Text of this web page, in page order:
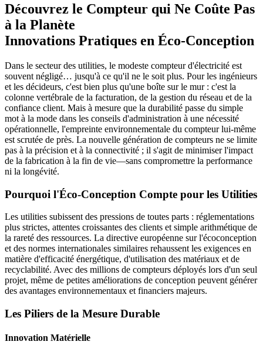
Découvrez le Compteur qui Ne Coûte Pas
à la Planète
Innovations Pratiques en Éco-Conception
Dans le secteur des utilities, le modeste compteur d'électricité est
souvent négligé… jusqu'à ce qu'il ne le soit plus. Pour les ingénieurs
et les décideurs, c'est bien plus qu'une boîte sur le mur : c'est la
colonne vertébrale de la facturation, de la gestion du réseau et de la
confiance client. Mais à mesure que la durabilité passe du simple
mot à la mode dans les conseils d'administration à une nécessité
opérationnelle, l'empreinte environnementale du compteur lui-même
est scrutée de près. La nouvelle génération de compteurs ne se limite
pas à la précision et à la connectivité ; il s'agit de minimiser l'impact
de la fabrication à la fin de vie—sans compromettre la performance
ni la longévité.
Pourquoi l'Éco-Conception Compte pour les Utilities
Les utilities subissent des pressions de toutes parts : réglementations
plus strictes, attentes croissantes des clients et simple arithmétique de
la rareté des ressources. La directive européenne sur l'écoconception
et des normes internationales similaires rehaussent les exigences en
matière d'efficacité énergétique, d'utilisation des matériaux et de
recyclabilité. Avec des millions de compteurs déployés lors d'un seul
projet, même de petites améliorations de conception peuvent générer
des avantages environnementaux et financiers majeurs.
Les Piliers de la Mesure Durable
Innovation Matérielle